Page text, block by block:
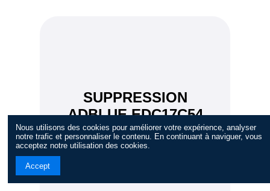
SUPPRESSION
ADBLUE EDC17C54
SEAT ALHAMBRA 1
Nous utilisons des cookies pour améliorer votre expérience, analyser
notre trafic et personnaliser le contenu. En continuant à naviguer, vous
acceptez notre utilisation des cookies.
Accept